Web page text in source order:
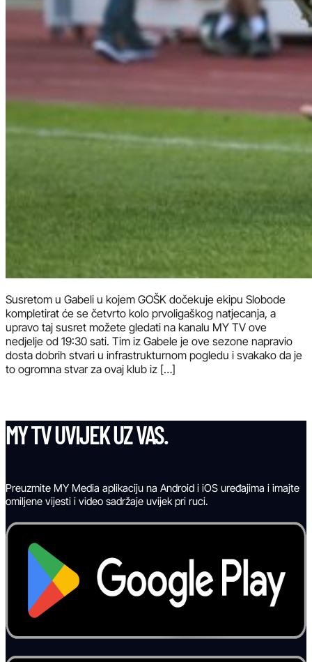
Susretom u Gabeli u kojem GOŠK dočekuje ekipu Slobode
kompletirat će se četvrto kolo prvoligaškog natjecanja, a
upravo taj susret možete gledati na kanalu MY TV ove
nedjelje od 19:30 sati. Tim iz Gabele je ove sezone napravio
dosta dobrih stvari u infrastrukturnom pogledu i svakako da je
to ogromna stvar za ovaj klub iz […]
MY TV UVIJEK UZ VAS.
Preuzmite MY Media aplikaciju na Android i iOS uređajima i imajte
omiljene vijesti i video sadržaje uvijek pri ruci.